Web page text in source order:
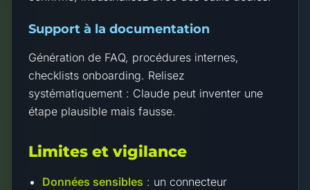
Support à la documentation
Génération de FAQ, procédures internes,
checklists onboarding. Relisez
systématiquement : Claude peut inventer une
étape plausible mais fausse.
Limites et vigilance
Données sensibles : un connecteur